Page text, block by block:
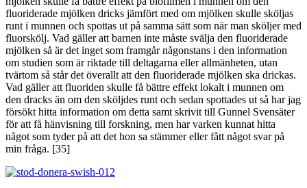
fluoriderade mjölken dricks jämfört med om mjölken skulle sköljas
runt i munnen och spottas ut på samma sätt som när man sköljer med
fluorskölj. Vad gäller att barnen inte måste svälja den fluoriderade
mjölken så är det inget som framgår någonstans i den information
om studien som är riktade till deltagarna eller allmänheten, utan
tvärtom så står det överallt att den fluoriderade mjölken ska drickas.
Vad gäller att fluoriden skulle få bättre effekt lokalt i munnen om
den dracks än om den sköljdes runt och sedan spottades ut så har jag
försökt hitta information om detta samt skrivit till Gunnel Svensäter
för att få hänvisning till forskning, men har varken kunnat hitta
något som tyder på att det hon sa stämmer eller fått något svar på
min fråga. [35]